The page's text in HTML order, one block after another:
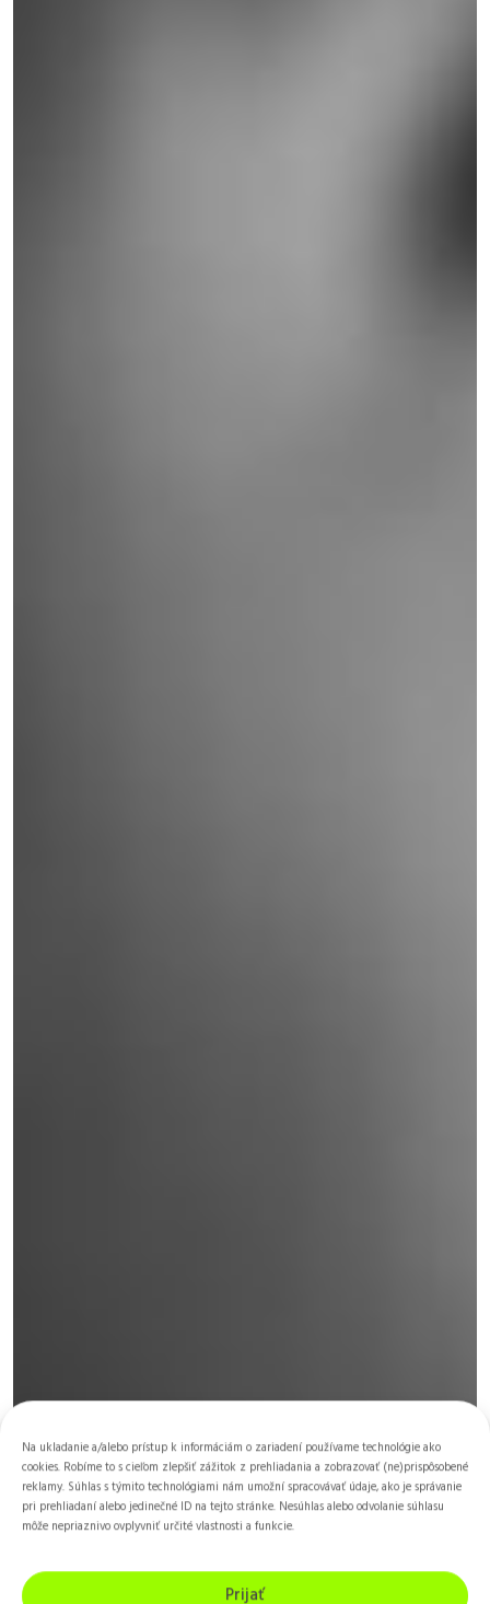
Na ukladanie a/alebo prístup k informáciám o zariadení používame technológie ako
cookies. Robíme to s cieľom zlepšiť zážitok z prehliadania a zobrazovať (ne)prispôsobené
reklamy. Súhlas s týmito technológiami nám umožní spracovávať údaje, ako je správanie
pri prehliadaní alebo jedinečné ID na tejto stránke. Nesúhlas alebo odvolanie súhlasu
môže nepriaznivo ovplyvniť určité vlastnosti a funkcie.
Prijať